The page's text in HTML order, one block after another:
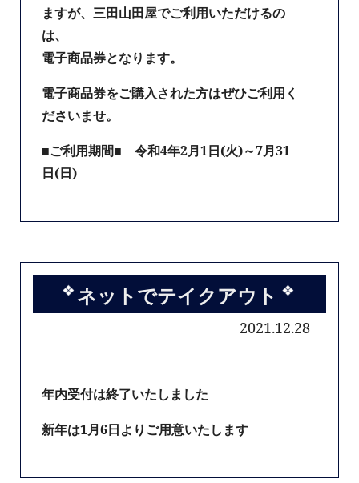
ますが、三田山田屋でご利用いただけるの
は、
電子商品券となります。
電子商品券をご購入された方はぜひご利用く
ださいませ。
■ご利用期間■ 令和4年2月1日(火)～7月31
日(日)
ネットでテイクアウト
2021.12.28
年内受付は終了いたしました
新年は1月6日よりご用意いたします